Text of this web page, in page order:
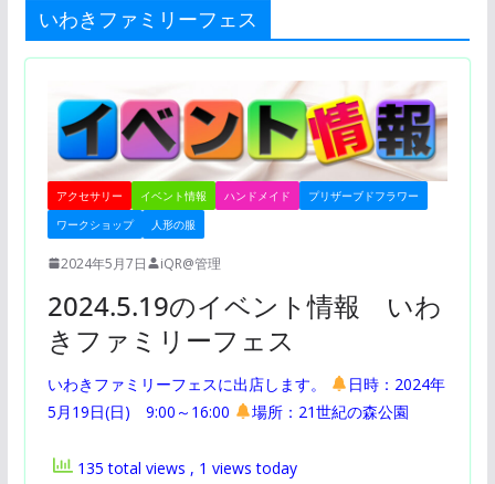
いわきファミリーフェス
アクセサリー イベント情報 ハンドメイド
プリザーブドフラワー
ワークショップ
人形の服
2024年5月7日 iQR@管理
2024.5.19のイベント情報 いわ
きファミリーフェス
いわきファミリーフェスに出店します。
日時：2024年
5月19日(日) 9:00～16:00
場所：21世紀の森公園
135 total views , 1 views today